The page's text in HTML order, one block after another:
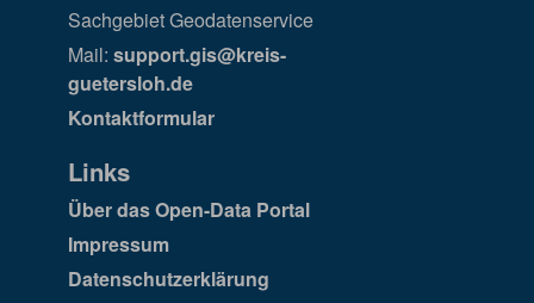
Sachgebiet Geodatenservice
Mail: support.gis@kreis-
guetersloh.de
Kontaktformular
Links
Über das Open-Data Portal
Impressum
Datenschutzerklärung